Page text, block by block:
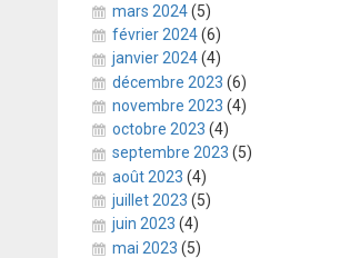
mars 2024(5)
février 2024(6)
janvier 2024(4)
décembre 2023 (6)
novembre 2023 (4)
octobre 2023 (4)
septembre 2023 (5)
août 2023 (4)
juillet 2023 (5)
juin 2023 (4)
mai 2023 (5)